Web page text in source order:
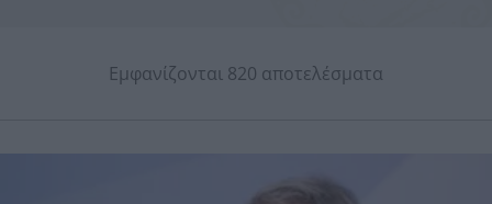
Εμφανίζονται 820 αποτελέσματα